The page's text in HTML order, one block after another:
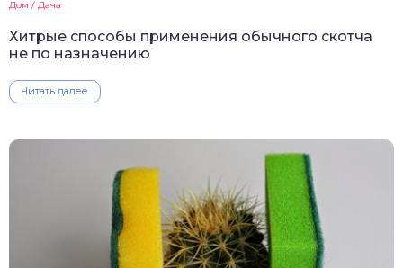
Дом / Дача
Хитрые способы применения обычного скотча
не по назначению
Читать далее